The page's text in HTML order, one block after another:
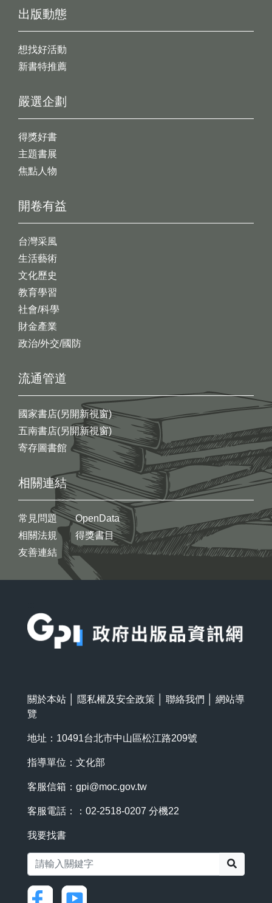
出版動態
想找好活動
新書特推薦
開卷有益
台灣采風
生活藝術
文化歷史
教育學習
社會/科學
財金產業
政治/外交/國防
嚴選企劃
得獎好書
主題書展
焦點人物
流通管道
國家書店(另開新視窗)
五南書店(另開新視窗)
寄存圖書館
相關連結
常見問題
相關法規
友善連結
OpenData
得獎書目
關於本站 隱私權及安全政策 聯絡我們
網站導
覽
地址：10491台北市中山區松江路209號
指導單位：文化部
客服信箱： gpi@moc.gov.tw
客服電話：：02-2518-0207 分機22
我要找書